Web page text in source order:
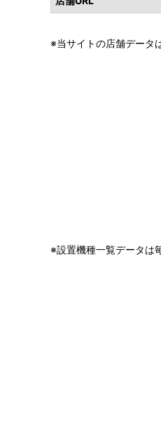
※当サイトの店舗データ
※設置機種一覧データは